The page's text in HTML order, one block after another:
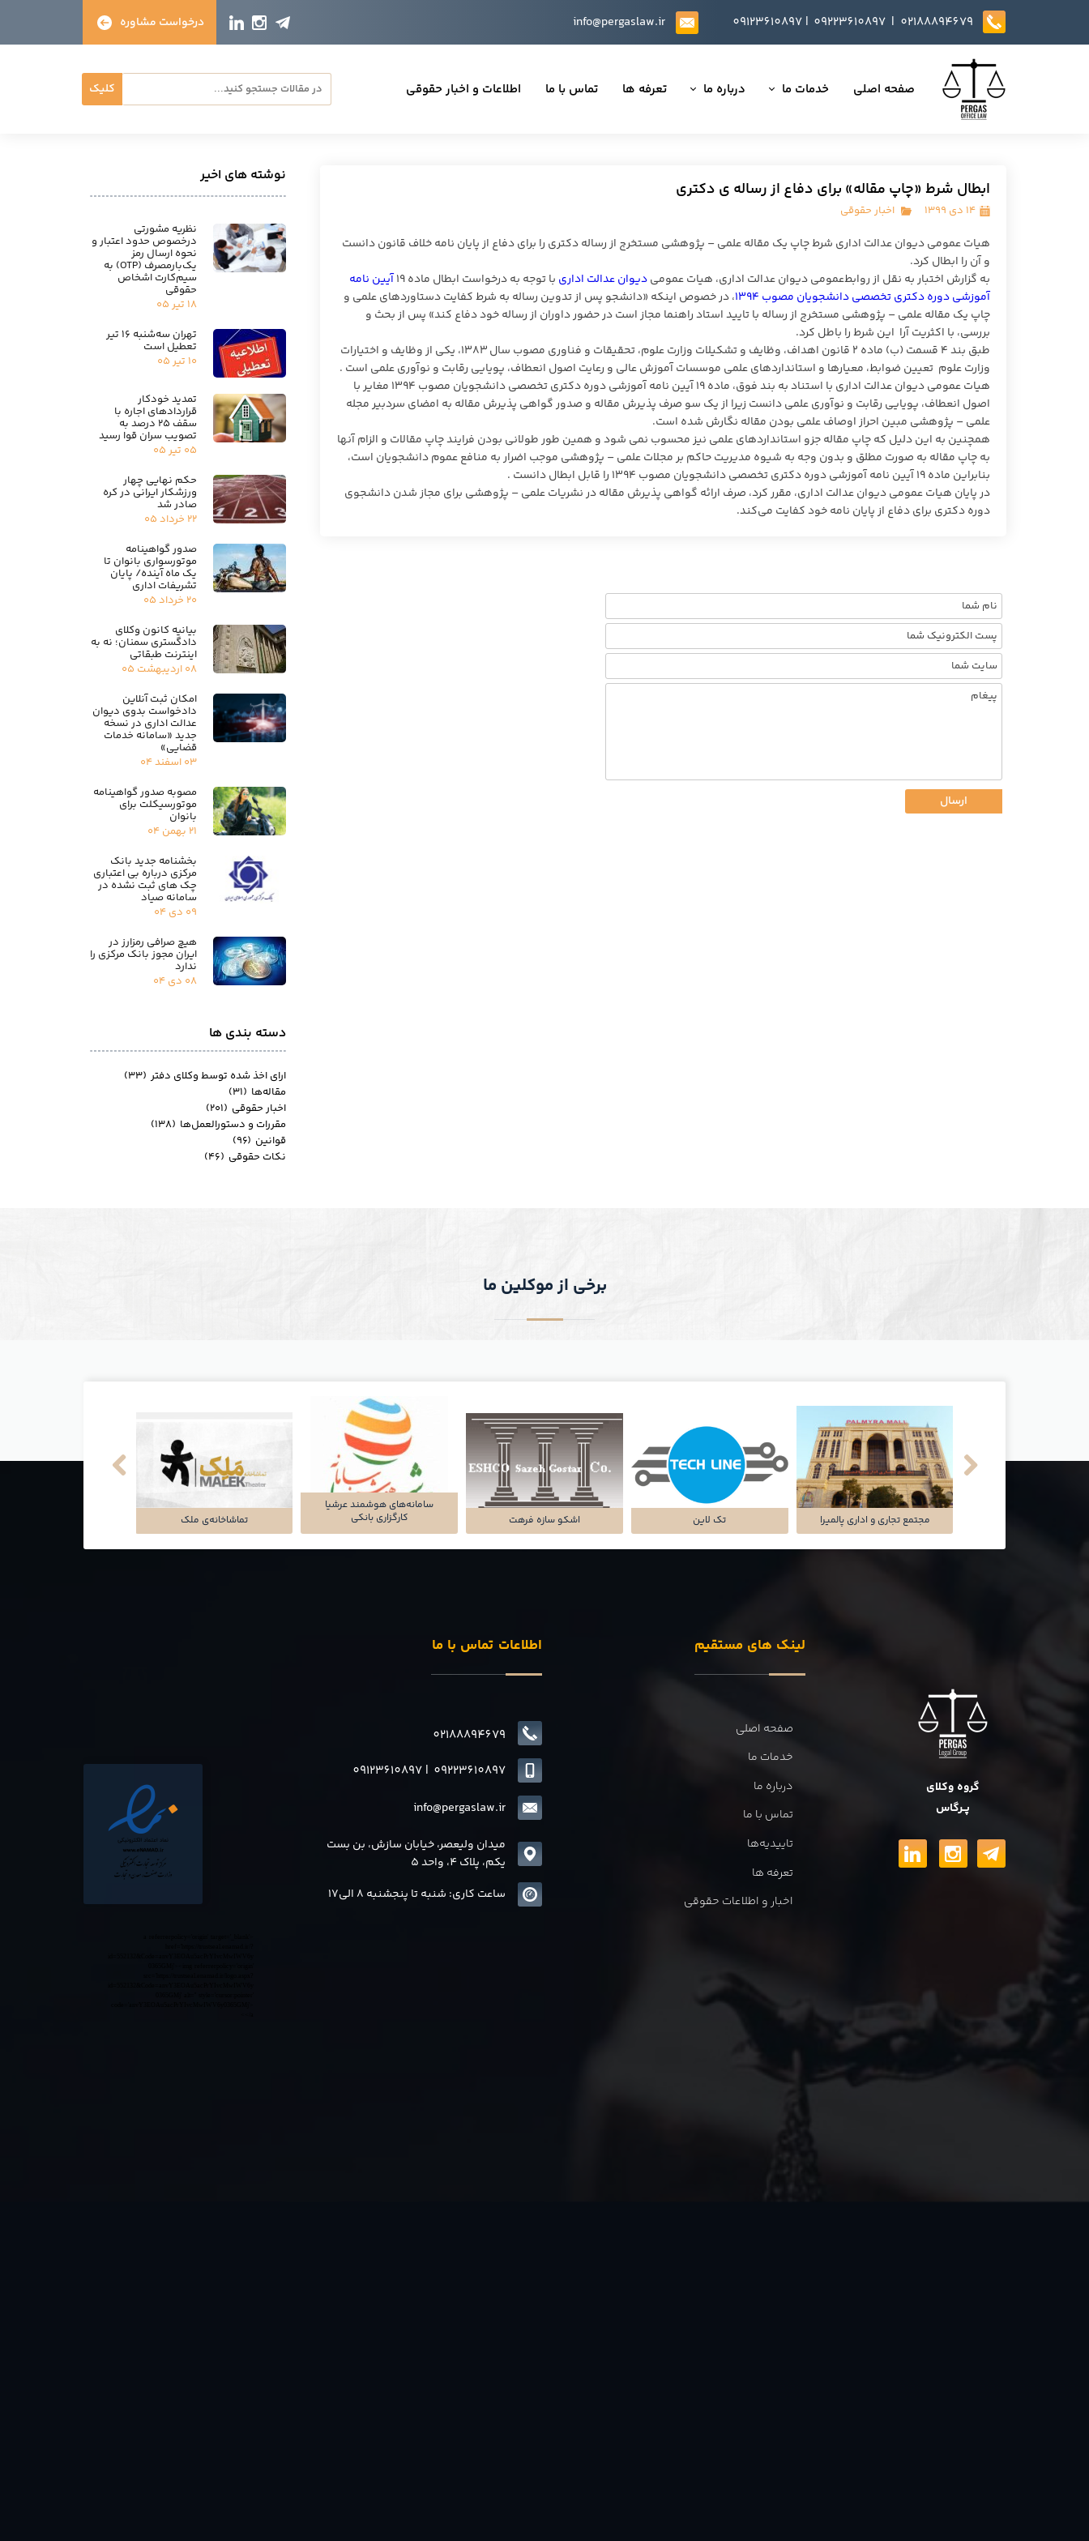
کلیک صفحه اصلی خدمات ما
ارائه خدمات مشاوره حقوقی
داوری
انجام کلیه مسائل ثبتی
درباره ما تعرفه ها تماس با ما اطلاعات و اخبار حقوقی
09123610897| 09223610897​​​​​​​ | 02188894679 درخواست مشاوره info@pergaslaw.ir
ابطال شرط «چاپ مقاله» برای دفاع از رساله ی دکتری
۱۴ دی ۱۳۹۹ اخبار حقوقی
هیات عمومی دیوان عدالت اداری شرط چاپ یک مقاله علمی – پژوهشی مستخرج از رساله دکتری را برای دفاع از پایان نامه خلاف قانون دانست
و آن را ابطال کرد.
به گزارش اختبار به نقل از روابط‌عمومی دیوان عدالت اداری، هیات عمومیدیوان عدالت اداری با توجه به درخواست ابطال ماده ۱۹
آیین نامه
آموزشی دوره دکتری تخصصی دانشجویان مصوب ۱۳۹۴
، در خصوص اینکه «دانشجو پس از تدوین رساله به شرط کفایت دستاوردهای علمی و
چاپ یک مقاله علمی – پژوهشی مستخرج از رساله با تایید استاد راهنما مجاز است در حضور داوران از رساله خود دفاع کند» پس از بحث و
بررسی، با اکثریت آرا این شرط را باطل کرد.
طبق بند ۴ قسمت (ب) ماده ۲ قانون اهداف، وظایف و تشکیلات وزارت علوم، تحقیقات و فناوری مصوب سال ۱۳۸۳، یکی از وظایف و اختیارات
وزارت علوم تعیین ضوابط، معیارها و استانداردهای علمی موسسات آموزش عالی و رعایت اصول انعطاف، پویایی رقابت و نوآوری علمی است .
هیات عمومی دیوان عدالت اداری با استناد به بند فوق، ماده ۱۹ آیین نامه آموزشی دوره دکتری تخصصی دانشجویان مصوب ۱۳۹۴ مغایر با
اصول انعطاف، پویایی رقابت و نوآوری علمی دانست زیرا از یک سو صرف پذیرش مقاله و صدور گواهی پذیرش مقاله به امضای سردبیر مجله
علمی – پژوهشی مبین احراز اوصاف علمی بودن مقاله نگارش شده است.
همچنین به این دلیل که چاپ مقاله جزو استانداردهای علمی نیز محسوب نمی شود و همین طور طولانی بودن فرایند چاپ مقالات و الزام آنها
به چاپ مقاله به صورت مطلق و بدون وجه به شیوه مدیریت حاکم بر مجلات علمی – پژوهشی موجب اضرار به منافع عموم دانشجویان است،
بنابراین ماده ۱۹ آیین نامه آموزشی دوره دکتری تخصصی دانشجویان مصوب ۱۳۹۴ را قابل ابطال دانست .
در پایان هیات عمومی دیوان عدالت اداری، مقرر کرد، صرف ارائه گواهی پذیرش مقاله در نشریات علمی – پژوهشی برای مجاز شدن دانشجوی
دوره دکتری برای دفاع از پایان نامه خود کفایت می‌کند.
ارسال
نوشته های اخیر
دسته بندی ها
نظریه مشورتی
درخصوص حدود اعتبار و
نحوه ارسال رمز
یک‌بارمصرف (OTP) به
سیم‌کارت اشخاص
حقوقی
۱۸ تیر ۰۵
تهران سه‌شنبه ۱۶ تیر
تعطیل است
۱۰ تیر ۰۵
تمدید خودکار
قراردادهای اجاره با
سقف ۲۵ درصد به
تصویب سران قوا رسید
۰۵ تیر ۰۵
حکم نهایی چهار
ورزشکار ایرانی در کره
صادر شد
۲۲ خرداد ۰۵
صدور گواهینامه
موتورسواری بانوان تا
یک ماه آینده/ پایان
تشریفات اداری
۲۰ خرداد ۰۵
بیانیه کانون وکلای
دادگستری سمنان؛ نه به
اینترنت طبقاتی
۰۸ اردیبهشت ۰۵
امکان ثبت آنلاین
دادخواست بدوی دیوان
عدالت اداری در نسخه
جدید «سامانه خدمات
قضایی»
۰۳ اسفند ۰۴
مصوبه صدور گواهینامه
موتورسیکلت برای
بانوان
۲۱ بهمن ۰۴
بخشنامه جدید بانک
مرکزی درباره بی اعتباری
چک های ثبت نشده در
سامانه صیاد
۰۹ دی ۰۴
هیچ صرافی رمزارز در
ایران مجوز بانک مرکزی را
ندارد
۰۸ دی ۰۴
ارای اخذ شده توسط وکلای دفتر (۳۳)
مقاله‌ها (۳۱)
اخبار حقوقی (۲۰۱)
مقررات و دستورالعمل‌ها (۱۳۸)
قوانین (۹۶)
نکات حقوقی (۴۶)
تماشاخانه‌ی ملک
سامانه‌های هوشمند عرشیا
کارگزاری بانکی
اشکو سازه فرهت تک لاین مجتمع تجاری و اداری پالمیرا
برخی از موکلین ما
گروه وکلای
پــرگاس
لینک های مستقیم
صفحه اصلی
خدمات ما
درباره ما
تماس با ما
تاییدیه‌ها
تعرفه ها
اخبار و اطلاعات حقوقی
اطلاعات تماس با ما
02188894679
info@pergaslaw.ir
09123610897| 09223610897
میدان ولیعصر، خیابان سازش، بن بست
یکم، پلاک 4، واحد 5
ساعت کاری: شنبه تا پنجشنبه 8 الی17